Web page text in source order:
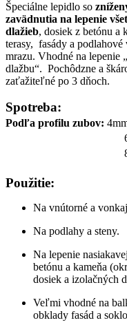
Špeciálne lepidlo so
zavädnutia na lepenie
dlažieb, dosiek z betónu a
terasy, fasády a
mrazu. Vhodné na lepenie
dlažbu“. Pochôdzne a
zaťažiteľné po 3 dňoch.
Podľa profilu zubov:
Použitie:
Na vnútorné a
Na podlahy a steny.
Na lepenie
betónu a kameňa
dosiek a izolačných
Veľmi vhodné na
obklady fasád a